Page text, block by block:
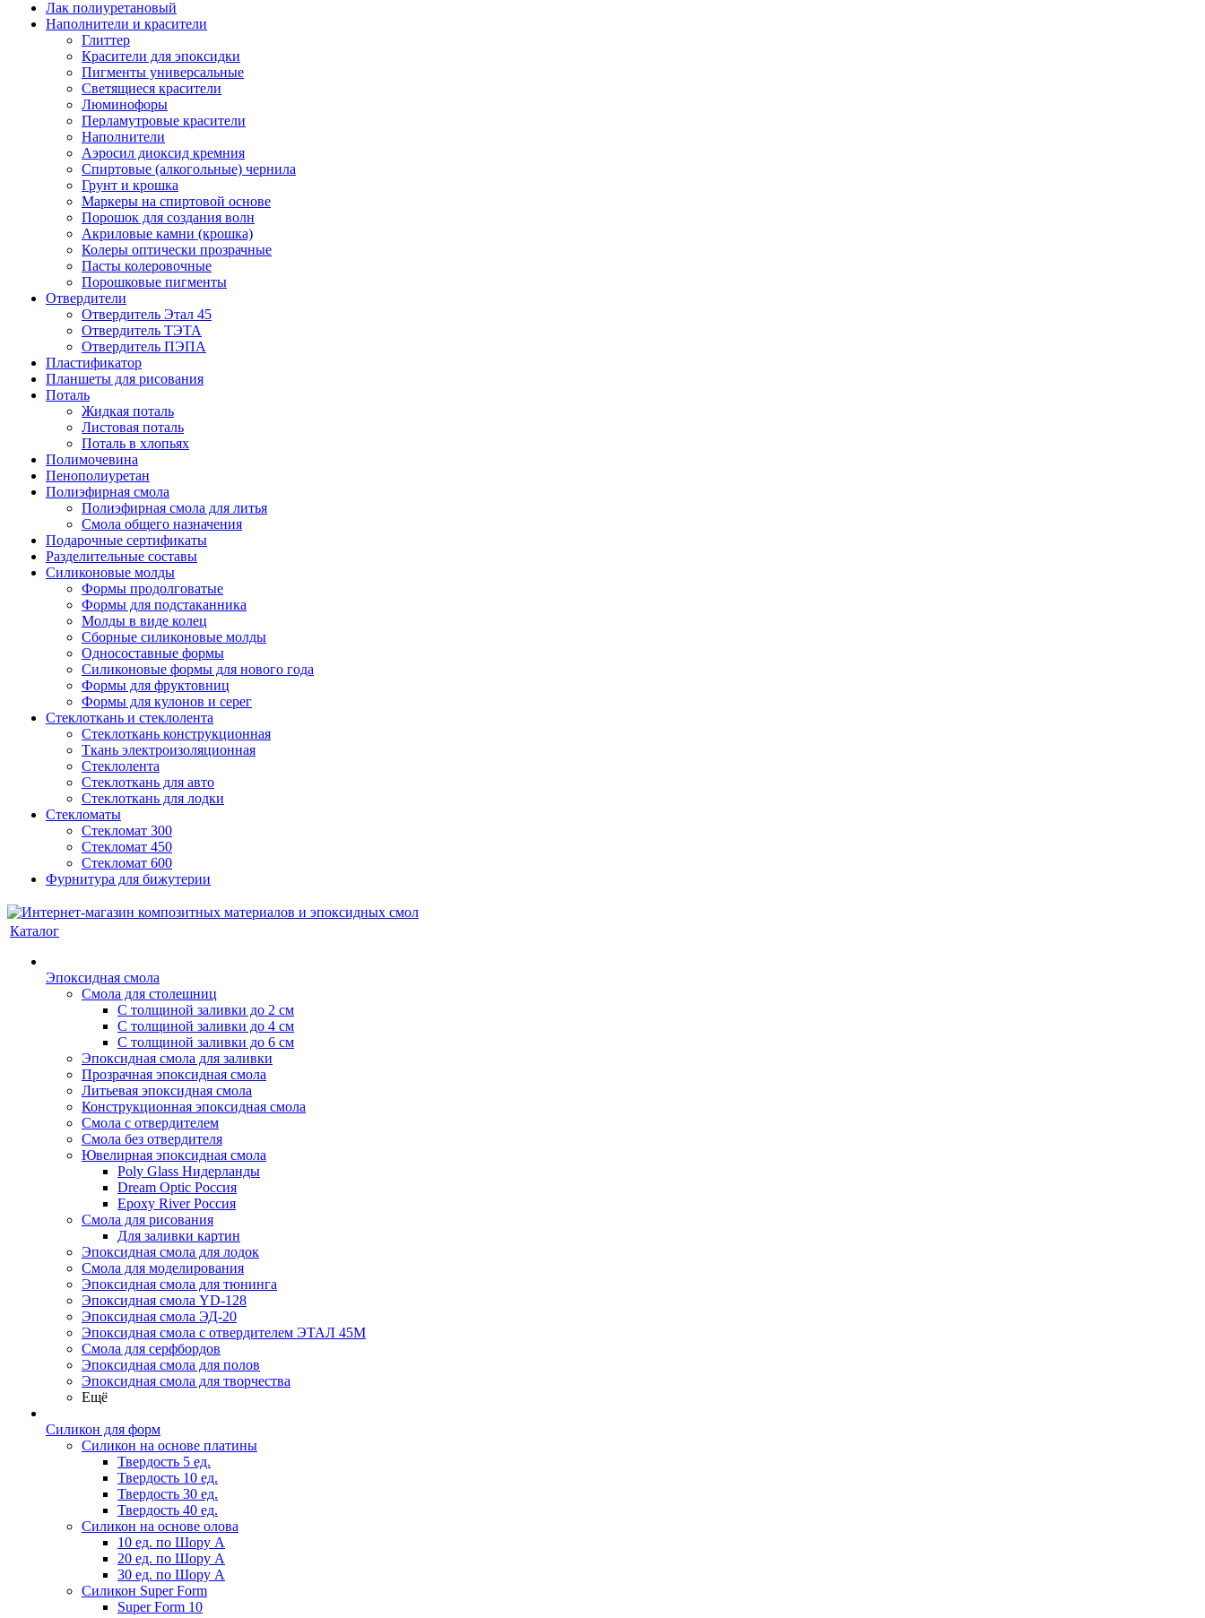
Лак полиуретановый
Наполнители и красители
Глиттер
Красители для эпоксидки
Пигменты универсальные
Светящиеся красители
Люминофоры
Перламутровые красители
Наполнители
Аэросил диоксид кремния
Спиртовые (алкогольные) чернила
Грунт и крошка
Маркеры на спиртовой основе
Порошок для создания волн
Акриловые камни (крошка)
Колеры оптически прозрачные
Пасты колеровочные
Порошковые пигменты
Отвердители
Отвердитель Этал 45
Отвердитель ТЭТА
Отвердитель ПЭПА
Пластификатор
Планшеты для рисования
Поталь
Жидкая поталь
Листовая поталь
Поталь в хлопьях
Полимочевина
Пенополиуретан
Полиэфирная смола
Полиэфирная смола для литья
Смола общего назначения
Подарочные сертификаты
Разделительные составы
Силиконовые молды
Формы продолговатые
Формы для подстаканника
Молды в виде колец
Сборные силиконовые молды
Односоставные формы
Силиконовые формы для нового года
Формы для фруктовниц
Формы для кулонов и серег
Стеклоткань и стеклолента
Стеклоткань конструкционная
Ткань электроизоляционная
Стеклолента
Стеклоткань для авто
Стеклоткань для лодки
Стекломаты
Стекломат 300
Стекломат 450
Стекломат 600
Фурнитура для бижутерии
Каталог
Эпоксидная смола
Смола для столешниц
С толщиной заливки до 2 см
С толщиной заливки до 4 см
С толщиной заливки до 6 см
Эпоксидная смола для заливки
Прозрачная эпоксидная смола
Литьевая эпоксидная смола
Конструкционная эпоксидная смола
Смола с отвердителем
Смола без отвердителя
Ювелирная эпоксидная смола
Poly Glass Нидерланды
Dream Optic Россия
Epoxy River Россия
Смола для рисования
Для заливки картин
Эпоксидная смола для лодок
Смола для моделирования
Эпоксидная смола для тюнинга
Эпоксидная смола YD-128
Эпоксидная смола ЭД-20
Эпоксидная смола с отвердителем ЭТАЛ 45М
Смола для серфбордов
Эпоксидная смола для полов
Эпоксидная смола для творчества
Ещё
Силикон для форм
Силикон на основе платины
Твердость 5 ед.
Твердость 10 ед.
Твердость 30 ед.
Твердость 40 ед.
Силикон на основе олова
10 ед. по Шору А
20 ед. по Шору А
30 ед. по Шору А
Силикон Super Form
Super Form 10